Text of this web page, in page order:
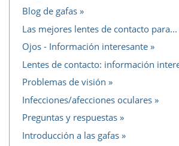
Blog de gafas
Las mejores lentes de contacto para...
Ojos - Información interesante
Lentes de contacto: información
Problemas de visión
Infecciones/afecciones oculares
Preguntas y respuestas
Introducción a las gafas